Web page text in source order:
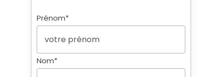
Nom(Nécessaire)
Prénom*
Nom*